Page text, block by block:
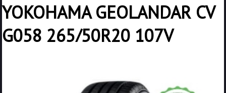
YOKOHAMA GEOLANDAR CV
G058 265/50R20 107V